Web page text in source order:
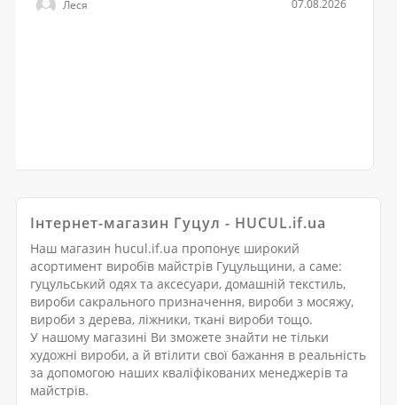
Інтернет-магазин Гуцул - HUCUL.if.ua
Наш магазин hucul.if.ua пропонує широкий
асортимент виробів майстрів Гуцульщини, а саме:
гуцульський одях та аксесуари, домашній текстиль,
вироби сакрального призначення, вироби з мосяжу,
вироби з дерева, ліжники, ткані вироби тощо.
У нашому магазині Ви зможете знайти не тільки
художні вироби, а й втілити свої бажання в реальність
за допомогою наших кваліфікованих менеджерів та
майстрів.